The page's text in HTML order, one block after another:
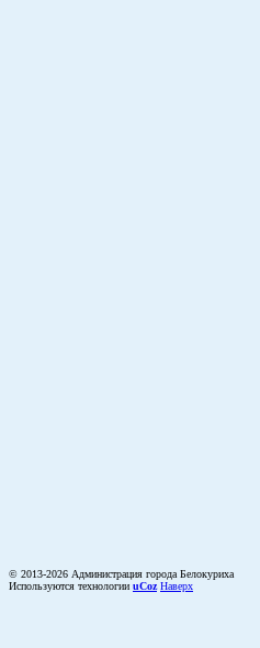
© 2013-2026 Администрация города Белокуриха
Используются технологии uCoz Наверх